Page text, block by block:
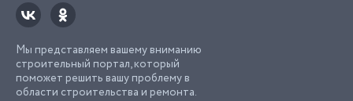
Мы представляем вашему вниманию
строительный портал, который
поможет решить вашу проблему в
области строительства и ремонта.